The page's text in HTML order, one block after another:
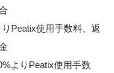
Peatix使用手数料、返
よりPeatix使用手数